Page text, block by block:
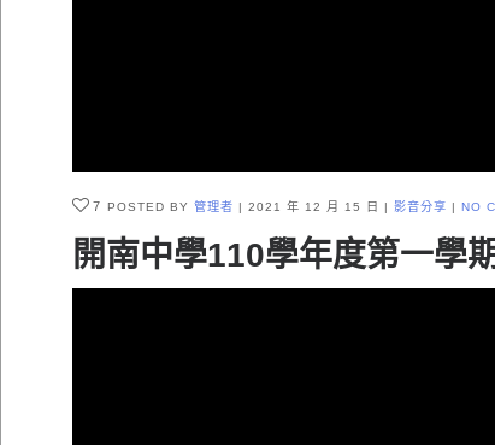
7 POSTED BY 管理者 2021 年 12 月 15 日 影音分享 NO
開南中學110學年度第一學